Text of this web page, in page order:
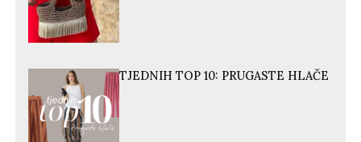
TJEDNIH TOP 10: PRUGASTE HLAČE